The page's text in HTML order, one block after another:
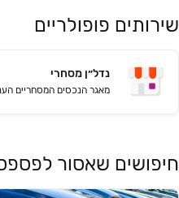
שירותים פופולריים
נדל״ן מסחרי
מאגר הנכסים המסחריים
חיפושים שאסור